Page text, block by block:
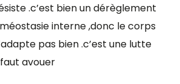
.c’est bien un dérèglement
interne ,donc le corps
pas bien .c’est une lutte
avouer